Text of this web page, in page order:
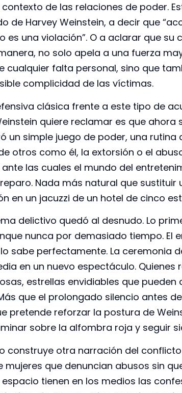
de las relaciones de poder.
de Harvey Weinstein, a decir que
es una violación”. O a aclarar que su
no solo apela a una fuerza
cualquier falta personal, sino que
complicidad de las víctimas.
clásica frente a este tipo de
quiere reclamar es que ahora
un simple juego de poder, una rutina
otros como él, la extorsión o el
las cuales el mundo del
Nada más natural que sustituir
en un jacuzzi de un hotel de cinco
delictivo quedó al desnudo. Lo
nunca por demasiado tiempo. El
sabe perfectamente. La ceremonia
en un nuevo espectáculo. Quienes
estrellas envidiables que
que el prolongado silencio antes
pretende reforzar la postura de
sobre la alfombra roja y seguir
construye otra narración del
mujeres que denuncian abusos sin
tienen en los medios las